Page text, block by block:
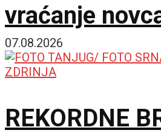
vraćanje
omogućilo bi
Ukrajini
07.08.2026
REKORDNE